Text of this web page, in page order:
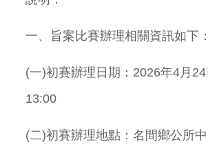
一、旨案比賽辦理相關資訊如下：
(一)初賽辦理日期：2026年4月
13:00
(二)初賽辦理地點：名間鄉公所